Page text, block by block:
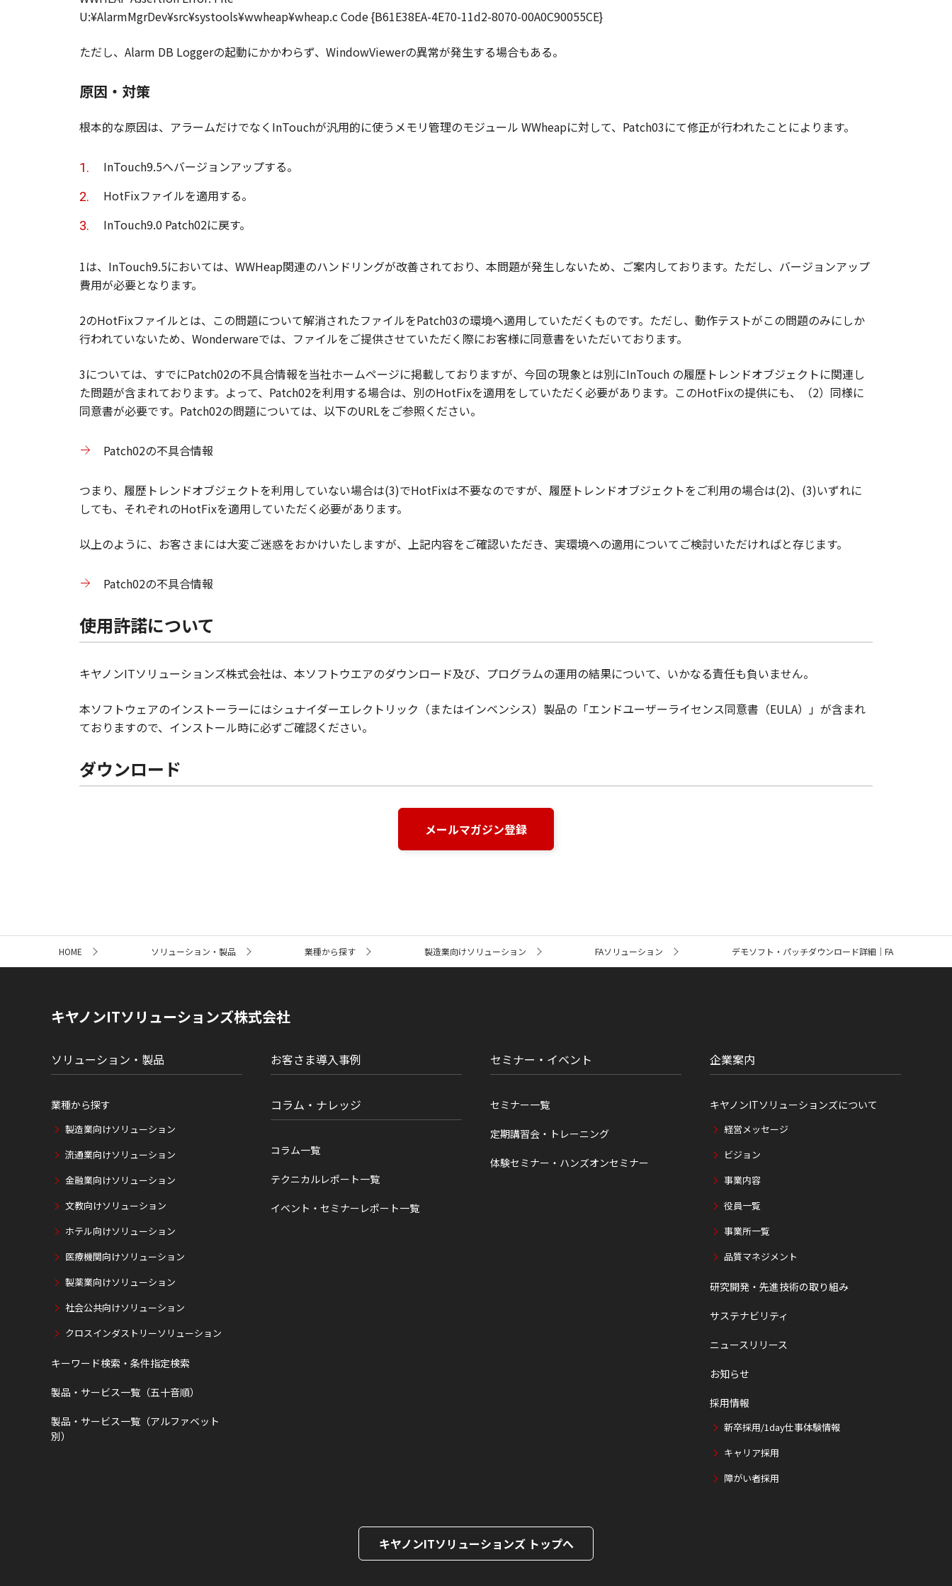
U:¥AlarmMgrDev¥src¥systools¥wwheap¥wheap.c Code {B61E38EA-4E70-11d2-8070-00A0C90055CE}
ただし、Alarm DB Loggerの起動にかかわらず、WindowViewerの異常が発生する場合もある。
原因・対策
根本的な原因は、アラームだけでなくInTouchが汎用的に使うメモリ管理のモジュール WWheapに対して、Patch03にて修正が行われたことによります。
InTouch9.5へバージョンアップする。
HotFixファイルを適用する。
InTouch9.0 Patch02に戻す。
1は、InTouch9.5においては、WWHeap関連のハンドリングが改善されており、本問題が発生しないため、ご案内しております。ただし、バージョンアップ
費用が必要となります。
2のHotFixファイルとは、この問題について解消されたファイルをPatch03の環境へ適用していただくものです。ただし、動作テストがこの問題のみにしか
行われていないため、Wonderwareでは、ファイルをご提供させていただく際にお客様に同意書をいただいております。
3については、すでにPatch02の不具合情報を当社ホームページに掲載しておりますが、今回の現象とは別にInTouch の履歴トレンドオブジェクトに関連し
た問題が含まれております。よって、Patch02を利用する場合は、別のHotFixを適用をしていただく必要があります。このHotFixの提供にも、（2）同様に
同意書が必要です。Patch02の問題については、以下のURLをご参照ください。
Patch02の不具合情報
つまり、履歴トレンドオブジェクトを利用していない場合は(3)でHotFixは不要なのですが、履歴トレンドオブジェクトをご利用の場合は(2)、(3)いずれに
しても、それぞれのHotFixを適用していただく必要があります。
以上のように、お客さまには大変ご迷惑をおかけいたしますが、上記内容をご確認いただき、実環境への適用についてご検討いただければと存じます。
Patch02の不具合情報
使用許諾について
キヤノンITソリューションズ株式会社は、本ソフトウエアのダウンロード及び、プログラムの運用の結果について、いかなる責任も負いません。
本ソフトウェアのインストーラーにはシュナイダーエレクトリック（またはインベンシス）製品の「エンドユーザーライセンス同意書（EULA）」が含まれ
ておりますので、インストール時に必ずご確認ください。
ダウンロード
メールマガジン登録
ト
HOME ソリューション・製品 業種から探す 製造業向けソリューション FAソリューション デモソフト・パッチダウンロード詳細｜FA
キヤノンITソリューションズ株式会社
ソリューション・製品
業種から探す
製造業向けソリューション
流通業向けソリューション
金融業向けソリューション
文教向けソリューション
ホテル向けソリューション
医療機関向けソリューション
製薬業向けソリューション
社会公共向けソリューション
クロスインダストリーソリューション
キーワード検索・条件指定検索
製品・サービス一覧（五十音順）
製品・サービス一覧（アルファベット
別）
お客さま導入事例
コラム・ナレッジ
コラム一覧
テクニカルレポート一覧
イベント・セミナーレポート一覧
セミナー・イベント
セミナー一覧
定期講習会・トレーニング
体験セミナー・ハンズオンセミナー
企業案内
キヤノンITソリューションズについて
経営メッセージ
ビジョン
事業内容
役員一覧
事業所一覧
品質マネジメント
研究開発・先進技術の取り組み
サステナビリティ
ニュースリリース
お知らせ
採用情報
新卒採用/1day仕事体験情報
キャリア採用
障がい者採用
キヤノンITソリューションズ トップへ